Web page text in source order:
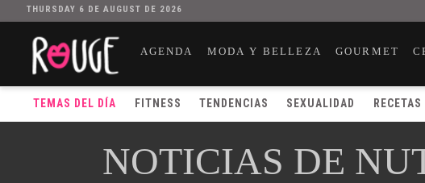
THURSDAY 6 DE AUGUST DE 2026
AGENDA MODA Y BELLEZA GOURMET
TEMAS DEL DÍA FITNESS TENDENCIAS SEXUALIDAD RECETAS
NOTICIAS DE